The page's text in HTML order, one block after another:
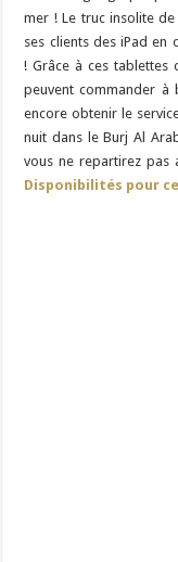
mer ! Le truc insolite
ses clients des iPad en
! Grâce à ces tablettes
peuvent commander à
encore obtenir le
nuit dans le Burj Al
vous ne repartirez pas
Disponibilités pour